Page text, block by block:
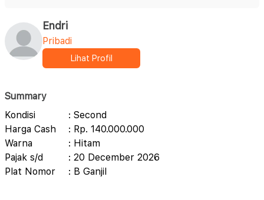
Endri
Pribadi
Lihat Profil
Summary
Kondisi
: Second
Harga Cash
: Rp. 140.000.000
Warna
: Hitam
Pajak s/d
: 20 December 2026
Plat Nomor
: B Ganjil